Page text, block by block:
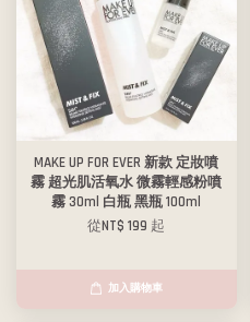
MAKE UP FOR EVER 新款 定妝噴
霧 超光肌活氧水 微霧輕感粉噴
霧 30ml 白瓶 黑瓶 100ml
從NT$ 199 起
加入購物車